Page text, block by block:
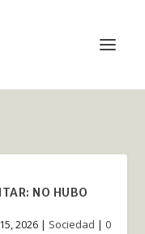
NO HUBO
2026| Sociedad | 0